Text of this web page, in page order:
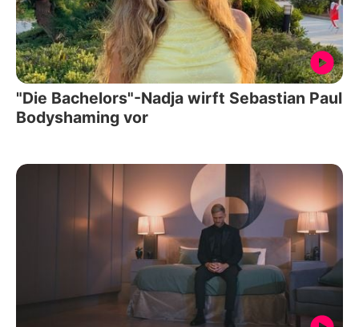
"Die Bachelors"-Nadja wirft Sebastian Paul
Bodyshaming vor